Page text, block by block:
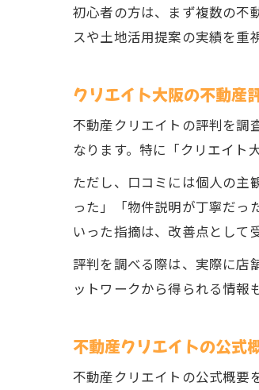
初心者の方は、まず複数の不
スや土地活用提案の実績を重
クリエイト大阪の不動産
不動産クリエイトの評判を調
なります。特に「クリエイト
ただし、口コミには個人の主
った」「物件説明が丁寧だっ
いった指摘は、改善点として
評判を調べる際は、実際に店
ットワークから得られる情報
不動産クリエイトの公式
不動産クリエイトの公式概要